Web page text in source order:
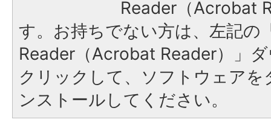
Reader（Acrobat
す。お持ちでない方は、左記の
Reader（Acrobat Reader）」
クリックして、ソフトウェア
ンストールしてください。